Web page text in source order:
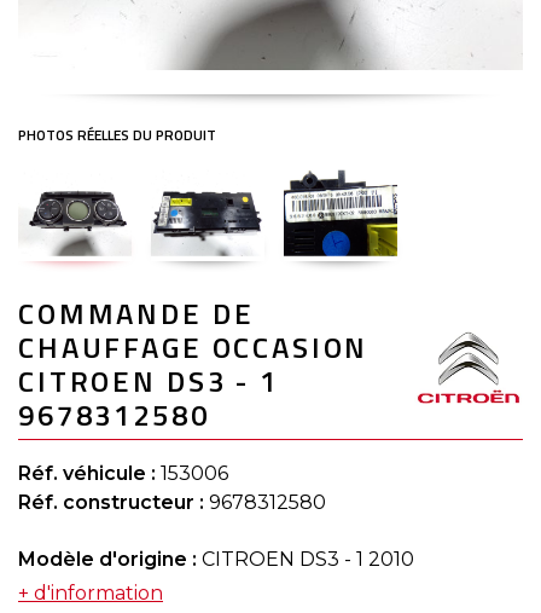
to
the
beginning
of
the
images
gallery
COMMANDE DE
CHAUFFAGE OCCASION
CITROEN DS3 - 1
9678312580
Réf. véhicule : 153006
Réf. constructeur : 9678312580
Modèle d'origine : CITROEN DS3 - 1 2010
+ d'information